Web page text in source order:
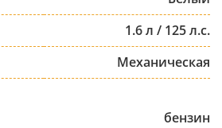
1.6 л / 125 л.с.
Механическая
бензин